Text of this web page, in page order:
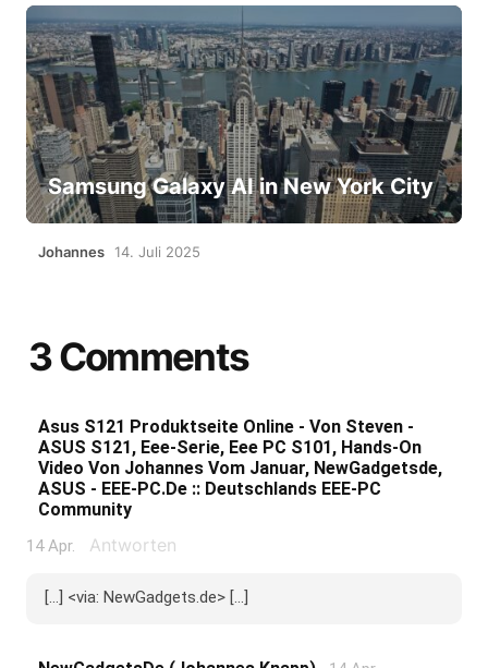
Samsung Galaxy AI in New York City
Johannes 14. Juli 2025
3 Comments
Asus S121 Produktseite Online - Von Steven -
ASUS S121, Eee-Serie, Eee PC S101, Hands-On
Video Von Johannes Vom Januar, NewGadgetsde,
ASUS - EEE-PC.de :: Deutschlands EEE-PC
Community
14 Apr. Antworten
[...] <via: NewGadgets.de> [...]